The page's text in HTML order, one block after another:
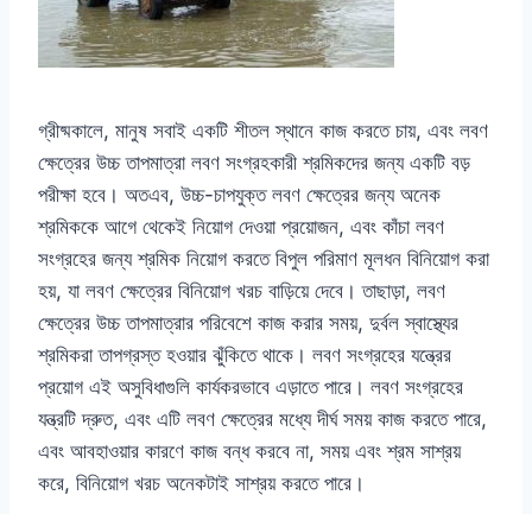
গ্রীষ্মকালে, মানুষ সবাই একটি শীতল স্থানে কাজ করতে চায়, এবং লবণ
ক্ষেত্রের উচ্চ তাপমাত্রা লবণ সংগ্রহকারী শ্রমিকদের জন্য একটি বড়
পরীক্ষা হবে। অতএব, উচ্চ-চাপযুক্ত লবণ ক্ষেত্রের জন্য অনেক
শ্রমিককে আগে থেকেই নিয়োগ দেওয়া প্রয়োজন, এবং কাঁচা লবণ
সংগ্রহের জন্য শ্রমিক নিয়োগ করতে বিপুল পরিমাণ মূলধন বিনিয়োগ করা
হয়, যা লবণ ক্ষেত্রের বিনিয়োগ খরচ বাড়িয়ে দেবে। তাছাড়া, লবণ
ক্ষেত্রের উচ্চ তাপমাত্রার পরিবেশে কাজ করার সময়, দুর্বল স্বাস্থ্যের
শ্রমিকরা তাপগ্রস্ত হওয়ার ঝুঁকিতে থাকে। লবণ সংগ্রহের যন্ত্রের
প্রয়োগ এই অসুবিধাগুলি কার্যকরভাবে এড়াতে পারে। লবণ সংগ্রহের
যন্ত্রটি দ্রুত, এবং এটি লবণ ক্ষেত্রের মধ্যে দীর্ঘ সময় কাজ করতে পারে,
এবং আবহাওয়ার কারণে কাজ বন্ধ করবে না, সময় এবং শ্রম সাশ্রয়
করে, বিনিয়োগ খরচ অনেকটাই সাশ্রয় করতে পারে।